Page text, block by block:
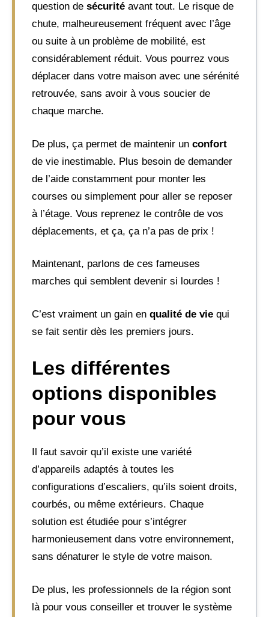
question de sécurité avant tout. Le risque de
chute, malheureusement fréquent avec l’âge
ou suite à un problème de mobilité, est
considérablement réduit. Vous pourrez vous
déplacer dans votre maison avec une sérénité
retrouvée, sans avoir à vous soucier de
chaque marche.
De plus, ça permet de maintenir un confort
de vie inestimable. Plus besoin de demander
de l’aide constamment pour monter les
courses ou simplement pour aller se reposer
à l’étage. Vous reprenez le contrôle de vos
déplacements, et ça, ça n’a pas de prix !
Maintenant, parlons de ces fameuses
marches qui semblent devenir si lourdes !
C’est vraiment un gain en qualité de vie qui
se fait sentir dès les premiers jours.
Les différentes
options disponibles
pour vous
Il faut savoir qu’il existe une variété
d’appareils adaptés à toutes les
configurations d’escaliers, qu’ils soient droits,
courbés, ou même extérieurs. Chaque
solution est étudiée pour s’intégrer
harmonieusement dans votre environnement,
sans dénaturer le style de votre maison.
De plus, les professionnels de la région sont
là pour vous conseiller et trouver le système